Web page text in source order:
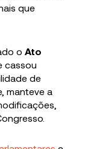
que
o Ato
cassou
de
manteve a